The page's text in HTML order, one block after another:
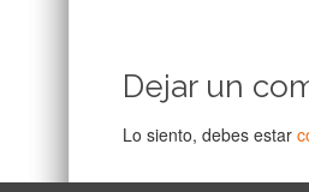
Dejar un
Lo siento, debes estar